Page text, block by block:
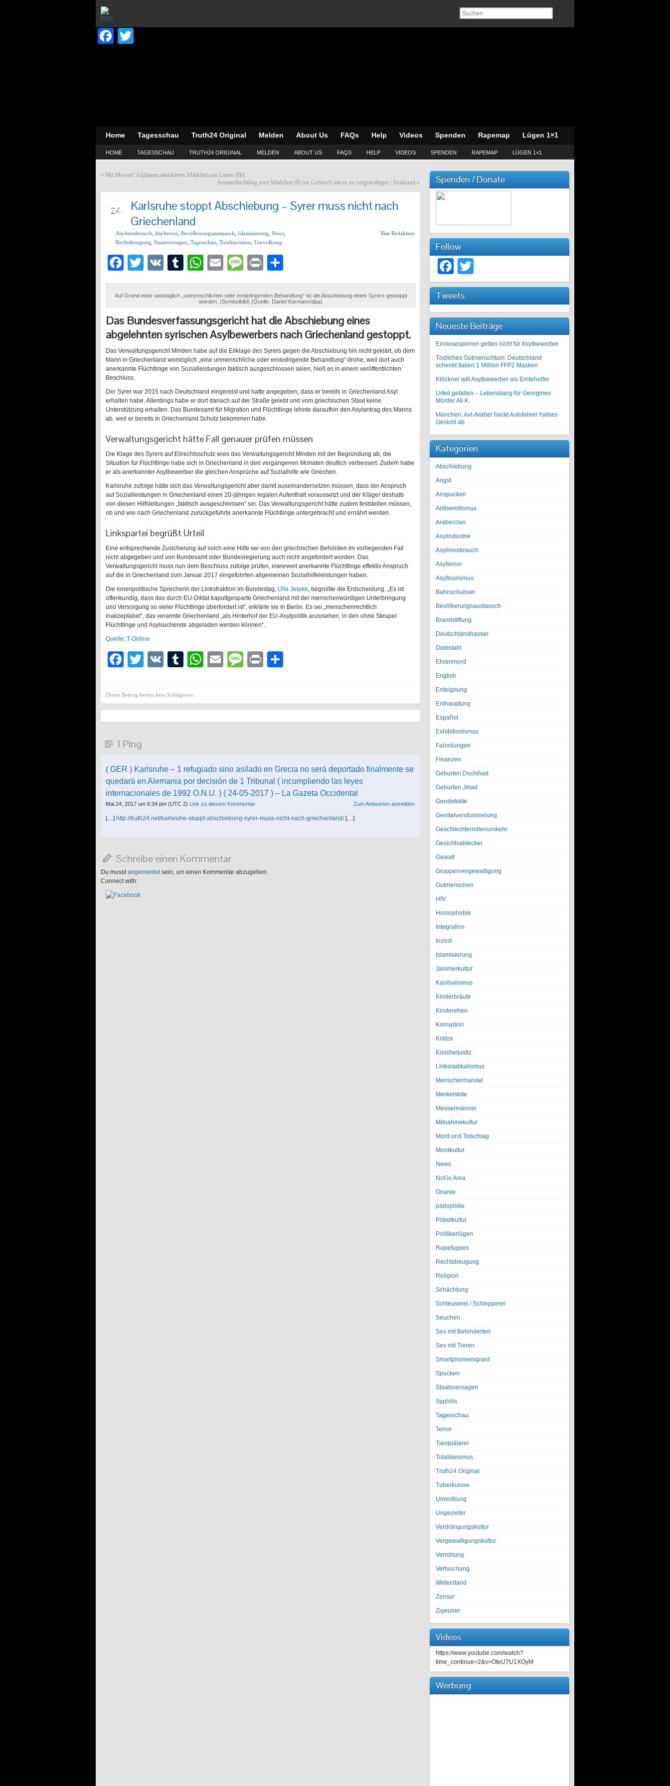
Facebook
Home Tagesschau Truth24 Original Melden About Us FAQs Help Videos Spenden Rapemap Lügen 1×1
HOME TAGESSCHAU TRUTH24 ORIGINAL MELDEN ABOUT US FAQS HELP VIDEOS SPENDEN RAPEMAP LÜGEN 1×1
« Mit Messer! Afghanen attackieren Mädchen am Linzer Hbf
Armutsflüchtling zerrt Mädchen (8) ins Gebüsch um es zu vergewaltigen | Stralsund »
24
Karlsruhe stoppt Abschiebung – Syrer muss nicht nach
Griechenland
Asylmissbrauch Asylterror Bevölkerungsaustausch Islamisierung News
Rechtsbeugung Staatsversagen Tagesschau Totalitarismus Umvolkung
Von Redaktion
Facebook
Twitter
VK Tumblr
WhatsApp
EmailMessage
Print
Auf Grund einer womöglich „unmenschlichen oder erniedrigenden Behandlung“ ist die Abschiebung eines Syrers gestoppt
worden. (Symbolbild) (Quelle: Daniel Karmann/dpa)
Das Bundesverfassungsgericht hat die Abschiebung eines
abgelehnten syrischen Asylbewerbers nach Griechenland gestoppt.
Das Verwaltungsgericht Minden habe auf die Eilklage des Syrers gegen die Abschiebung hin nicht geklärt, ob dem
Mann in Griechenland womöglich „eine unmenschliche oder erniedrigende Behandlung“ drohe, weil dort auch
anerkannte Flüchtlinge von Sozialleistungen faktisch ausgeschlossen seien, hieß es in einem veröffentlichten
Beschluss.
Der Syrer war 2015 nach Deutschland eingereist und hatte angegeben, dass er bereits in Griechenland Asyl
erhalten habe. Allerdings habe er dort danach auf der Straße gelebt und vom griechischen Staat keine
Unterstützung erhalten. Das Bundesamt für Migration und Flüchtlinge lehnte daraufhin den Asylantrag des Manns
ab, weil er bereits in Griechenland Schutz bekommen habe.
Verwaltungsgericht hätte Fall genauer prüfen müssen
Die Klage des Syrers auf Eilrechtsschutz wies das Verwaltungsgericht Minden mit der Begründung ab, die
Situation für Flüchtlinge habe sich in Griechenland in den vergangenen Monaten deutlich verbessert. Zudem habe
er als anerkannter Asylbewerber die gleichen Ansprüche auf Sozialhilfe wie Griechen.
Karlsruhe zufolge hätte sich das Verwaltungsgericht aber damit auseinandersetzen müssen, dass der Anspruch
auf Sozialleistungen in Griechenland einen 20-jährigen legalen Aufenthalt voraussetzt und der Kläger deshalb
von diesen Hilfsleitungen „faktisch ausgeschlossen“ sei. Das Verwaltungsgericht hätte zudem feststellen müssen,
ob und wie nach Griechenland zurückgeführte anerkannte Flüchtlinge untergebracht und ernährt werden.
Linkspartei begrüßt Urteil
Eine entsprechende Zusicherung auf solch eine Hilfe sei von den griechischen Behörden im vorliegenden Fall
nicht abgegeben und von Bundesamt oder Bundesregierung auch nicht angefordert worden. Das
Verwaltungsgericht muss nun dem Beschluss zufolge prüfen, inwieweit anerkannte Flüchtlinge effektiv Anspruch
auf die in Griechenland zum Januar 2017 eingeführten allgemeinen Sozialhilfeleistungen haben.
Die innenpolitische Sprecherin der Linksfraktion im Bundestag, Ulla Jelpke, begrüßte die Entscheidung. „Es ist
offenkundig, dass das durch EU-Diktat kaputtgesparte Griechenland mit der menschenwürdigen Unterbringung
und Versorgung so vieler Flüchtlinge überfordert ist“, erklärte sie in Berlin. Es sei „menschenrechtlich
inakzeptabel“, das verarmte Griechenland „als Hinterhof der EU-Asylpolitik anzusehen, in den ohne Skrupel
Flüchtlinge und Asylsuchende abgeladen werden können“.
Quelle: T-Online
Facebook
Twitter
VK Tumblr
WhatsApp
EmailMessage
Print
Dieser Beitrag besitzt kein Schlagwort
1 Ping
( GER ) Karlsruhe – 1 refugiado sirio asilado en Grecia no será deportado finalmente se
quedará en Alemania por decisión de 1 Tribunal ( incumpliendo las leyes
internacionales de 1992 O.N.U. ) ( 24-05-2017 ) – La Gazeta Occidental
Mai 24, 2017 um 6:34 pm (UTC 2) Link zu diesem Kommentar Zum Antworten anmelden
[…] http://truth24.net/karlsruhe-stoppt-abschiebung-syrer-muss-nicht-nach-griechenland/[…]
Schreibe einen Kommentar
Du musstangemeldetsein, um einen Kommentar abzugeben.
Connect with:
Spenden / Donate
Follow
Facebook
Tweets
Neueste Beiträge
Einreisesperren gelten nicht für Asylbewerber
Tödliches Gutmenschtum: Deutschland
schenkt Italien 1 Million FFP2 Masken
Klöckner will Asylbewerber als Erntehelfer
Urteil gefallen – Lebenslang für Georgines
Mörder Ali K.
München: Axt-Araber hackt Autofahrer halbes
Gesicht ab
Kategorien
Abschiebung
Angst
Anspucken
Antisemitismus
Araberclan
Asylindustrie
Asylmissbrauch
Asylterror
Asyltourismus
Bahnschubser
Bevölkerungsaustausch
Brandstiftung
Deutschlandhasser
Diebstahl
Ehrenmord
English
Enteignung
Enthauptung
Español
Exhibitionismus
Fahndungen
Finanzen
Geburten Dschihad
Geburten Jihad
Gendefekte
Genitalverstümmelung
Geschlechterrollenumkehr
Gesichtsablecker
Gewalt
Gruppenvergewaltigung
Gutmenschen
HIV
Homophobie
Integration
Inzest
Islamisierung
Jammerkultur
Kanibalismus
Kinderbräute
Kinderehen
Korruption
Krätze
Kuscheljustiz
Linksradikalismus
Menschenhandel
Merkelstote
Messermänner
Mitnahmekultur
Mord und Totschlag
Mordkultur
News
NoGo Area
Onanie
pädophilie
Pöbelkultur
Politikerlügen
Rapefugees
Rechtsbeugung
Religion
Schächtung
Schleuserei / Schlepperei
Seuchen
Sex mit Behinderten
Sex mit Tieren
Smartphonemigrant
Spucken
Staatsversagen
Syphilis
Tagesschau
Terror
Tierquälerei
Totalitarismus
Truth24 Original
Tuberkulose
Umvolkung
Ungeziefer
Verdrängungskultur
Vergewaltigungskultur
Verrohung
Vertuschung
Widerstand
Zensur
Zigeuner
Videos
https://www.youtube.com/watch?
time_continue=2&v=OteU7U1XOyM
Werbung